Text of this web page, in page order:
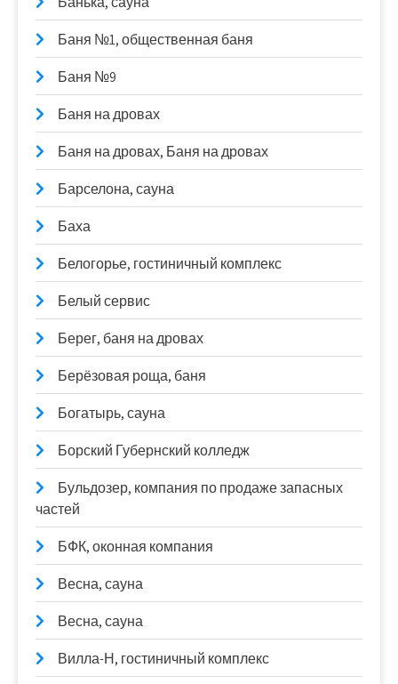
Баня №1, общественная баня
Баня №9
Баня на дровах
Баня на дровах, Баня на дровах
Барселона, сауна
Баха
Белогорье, гостиничный комплекс
Белый сервис
Берег, баня на дровах
Берёзовая роща, баня
Богатырь, сауна
Борский Губернский колледж
Бульдозер, компания по продаже запасных
частей
БФК, оконная компания
Весна, сауна
Весна, сауна
Вилла-Н, гостиничный комплекс